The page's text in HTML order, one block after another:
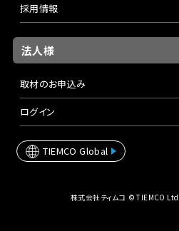
採用情報
法人様
取材のお申込み
ログイン
TIEMCO Global
株式会社ティムコ © TIEMCO